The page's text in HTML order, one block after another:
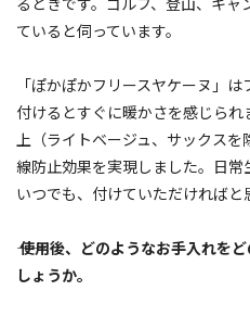
ていると伺っています。
「ぽかぽかフリースヤケーヌ」は
付けるとすぐに暖かさを感じられ
上（ライトベージュ、サックス
線防止効果を実現しました。日
いつでも、付けていただければと
―― 使用後、どのようなお手入れを
しょうか。